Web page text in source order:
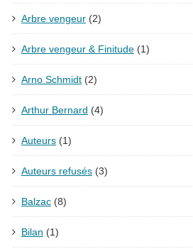
Arbre vengeur (2)
Arbre vengeur & Finitude (1)
Arno Schmidt (2)
Arthur Bernard (4)
Auteurs (1)
Auteurs refusés (3)
Balzac (8)
Bilan (1)